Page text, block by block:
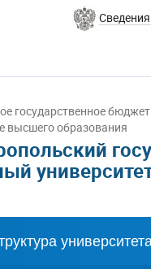
государственное
высшего образования